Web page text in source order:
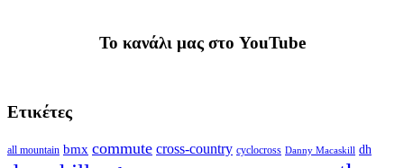
To κανάλι μας στο YouTube
Ετικέτες
all mountain bmx commute cross-country cyclocross Danny Macaskill dh